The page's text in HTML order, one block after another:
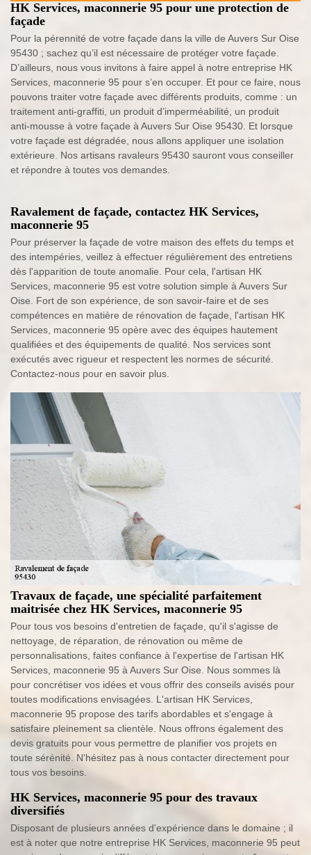
HK Services, maconnerie 95 pour une protection de
façade
Pour la pérennité de votre façade dans la ville de Auvers Sur Oise
95430 ; sachez qu’il est nécessaire de protéger votre façade.
D’ailleurs, nous vous invitons à faire appel à notre entreprise HK
Services, maconnerie 95 pour s’en occuper. Et pour ce faire, nous
pouvons traiter votre façade avec différents produits, comme : un
traitement anti-graffiti, un produit d’imperméabilité, un produit
anti-mousse à votre façade à Auvers Sur Oise 95430. Et lorsque
votre façade est dégradée, nous allons appliquer une isolation
extérieure. Nos artisans ravaleurs 95430 sauront vous conseiller
et répondre à toutes vos demandes.
Ravalement de façade, contactez HK Services,
maconnerie 95
Pour préserver la façade de votre maison des effets du temps et
des intempéries, veillez à effectuer régulièrement des entretiens
dès l'apparition de toute anomalie. Pour cela, l'artisan HK
Services, maconnerie 95 est votre solution simple à Auvers Sur
Oise. Fort de son expérience, de son savoir-faire et de ses
compétences en matière de rénovation de façade, l'artisan HK
Services, maconnerie 95 opère avec des équipes hautement
qualifiées et des équipements de qualité. Nos services sont
exécutés avec rigueur et respectent les normes de sécurité.
Contactez-nous pour en savoir plus.
Travaux de façade, une spécialité parfaitement
maitrisée chez HK Services, maconnerie 95
Pour tous vos besoins d'entretien de façade, qu'il s'agisse de
nettoyage, de réparation, de rénovation ou même de
personnalisations, faites confiance à l'expertise de l'artisan HK
Services, maconnerie 95 à Auvers Sur Oise. Nous sommes là
pour concrétiser vos idées et vous offrir des conseils avisés pour
toutes modifications envisagées. L'artisan HK Services,
maconnerie 95 propose des tarifs abordables et s'engage à
satisfaire pleinement sa clientèle. Nous offrons également des
devis gratuits pour vous permettre de planifier vos projets en
toute sérénité. N'hésitez pas à nous contacter directement pour
tous vos besoins.
HK Services, maconnerie 95 pour des travaux
diversifiés
Disposant de plusieurs années d'expérience dans le domaine ; il
est à noter que notre entreprise HK Services, maconnerie 95 peut